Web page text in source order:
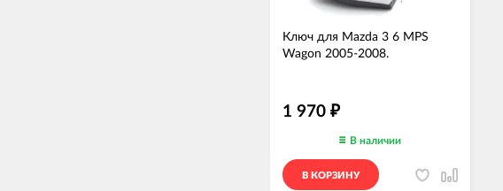
Ключ для Mazda 3 6 MPS
Wagon 2005-2008.
1 970 ₽
В наличии
В КОРЗИНУ